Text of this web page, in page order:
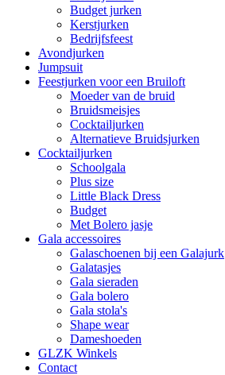
Budget jurken
Kerstjurken
Bedrijfsfeest
Avondjurken
Jumpsuit
Feestjurken voor een Bruiloft
Moeder van de bruid
Bruidsmeisjes
Cocktailjurken
Alternatieve Bruidsjurken
Cocktailjurken
Schoolgala
Plus size
Little Black Dress
Budget
Met Bolero jasje
Gala accessoires
Galaschoenen bij een Galajurk
Galatasjes
Gala sieraden
Gala bolero
Gala stola's
Shape wear
Dameshoeden
GLZK Winkels
Contact